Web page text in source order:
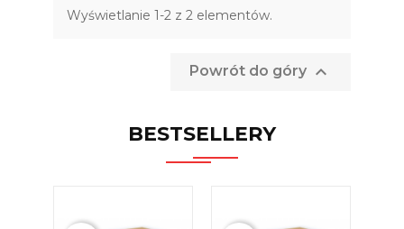
Wyświetlanie 1-2 z 2 elementów.
Powrót do góry 
BESTSELLERY